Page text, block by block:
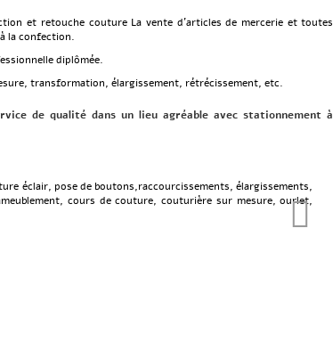
et retouche couture La vente d’articles de mercerie et toutes
la confection.
diplômée.
transformation, élargissement, rétrécissement, etc.
de qualité dans un lieu agréable avec stationnement à
éclair, pose de boutons,raccourcissements,élargissements,
cours de couture,couturière sur mesure,ourlet,